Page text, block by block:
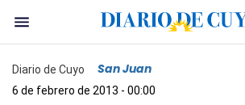
Diario de Cuyo San Juan
6 de febrero de 2013 - 00:00